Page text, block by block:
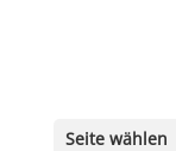
Seite wählen